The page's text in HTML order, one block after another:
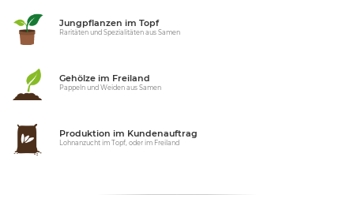
Jungpflanzen im Topf
Raritäten und Spezialitäten aus Samen
Gehölze im Freiland
Pappeln und Weiden aus Samen
Produktion im Kundenauftrag
Lohnanzucht im Topf, oder im Freiland